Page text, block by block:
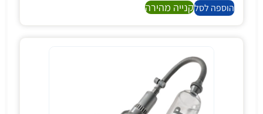
הוספה לסלקנייה מהירה